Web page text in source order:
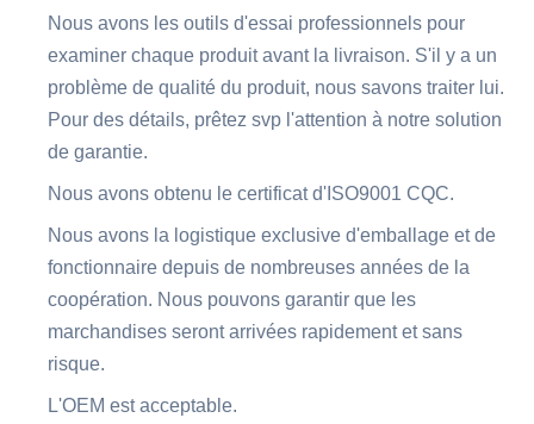
Nous avons les outils d'essai professionnels pour
examiner chaque produit avant la livraison. S'il y a un
problème de qualité du produit, nous savons traiter lui.
Pour des détails, prêtez svp l'attention à notre solution
de garantie.
Nous avons obtenu le certificat d'ISO9001 CQC.
Nous avons la logistique exclusive d'emballage et de
fonctionnaire depuis de nombreuses années de la
coopération. Nous pouvons garantir que les
marchandises seront arrivées rapidement et sans
risque.
L'OEM est acceptable.